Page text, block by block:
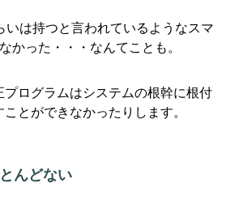
いは持つと言われているようなスマ
かった・・・なんてことも。
プログラムはシステムの根幹に根付
とができなかったりします。
んどない